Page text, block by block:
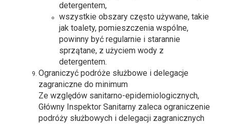
detergentem,
wszystkie obszary często używane, takie
jak toalety, pomieszczenia wspólne,
powinny być regularnie i starannie
sprzątane, z użyciem wody z
detergentem.
Ograniczyć podróże służbowe i delegacje
zagraniczne do minimum
Ze względów sanitarno-epidemiologicznych,
Główny Inspektor Sanitarny zaleca ograniczenie
podróży służbowych i delegacji zagranicznych